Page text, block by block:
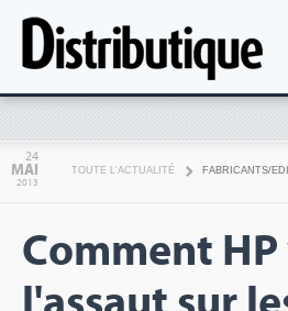
24
MAI
2013
TOUTE L'ACTUALITÉ FABRICANTS/
Comment